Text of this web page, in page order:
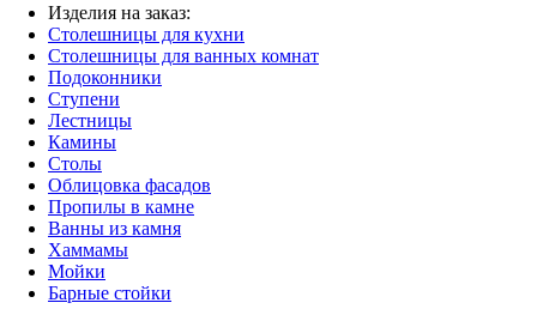
Изделия на заказ:
Столешницы для кухни
Столешницы для ванных комнат
Подоконники
Ступени
Лестницы
Камины
Столы
Облицовка фасадов
Пропилы в камне
Ванны из камня
Хаммамы
Мойки
Барные стойки